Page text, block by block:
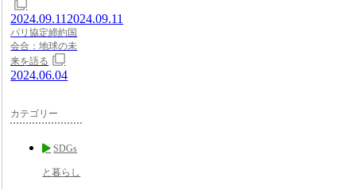
2024.09.11 2024.09.11
パリ協定締約国
会合：地球の未
来を語る
2024.06.04
カテゴリー
SDGs
と暮らし